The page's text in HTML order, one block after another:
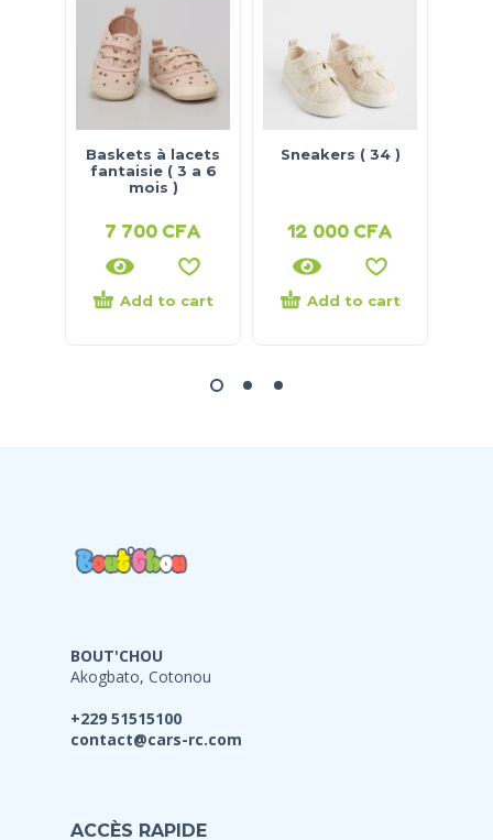
Baskets à lacets
fantaisie ( 3 a 6
mois )
7 700 CFA
Add to cart
Sneakers ( 34 )
12 000 CFA
Add to cart
BOUT'CHOU
Akogbato, Cotonou
+229 51515100
contact@cars-rc.com
ACCÈS RAPIDE